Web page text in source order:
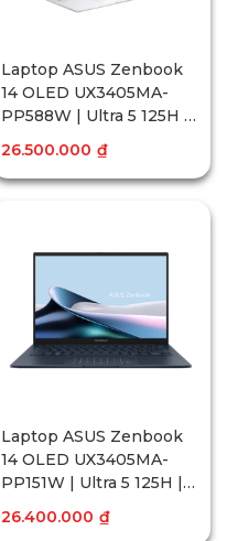
Laptop ASUS Zenbook
14 OLED UX3405MA-
PP588W | Ultra 5 125H |
RAM 16GB | 512GB SSD |
Intel® Arc™ Graphics |
14 inch WQXGA+ OLED |
26.500.000 ₫
Laptop ASUS Zenbook
14 OLED UX3405MA-
PP151W | Ultra 5 125H |
RAM 16GB | 512GB SSD |
Intel® Arc™ Graphics |
26.400.000 ₫